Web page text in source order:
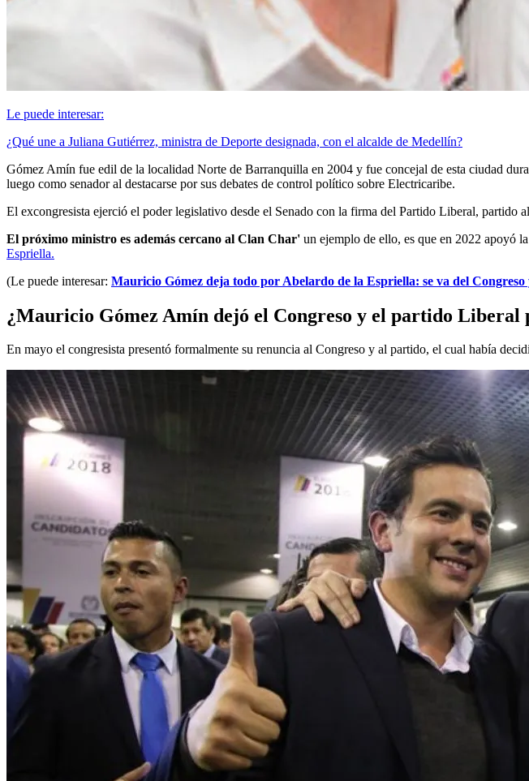
Le puede interesar:
¿Qué une a Juliana Gutiérrez, ministra de Deporte designada, con el alcalde de Medellín?
Gómez Amín fue edil de la localidad Norte de Barranquilla en 2004 y fue concejal de esta ciudad
luego como senador al destacarse por sus debates de control político sobre Electricaribe.
El excongresista ejerció el poder legislativo desde el Senado con la firma del Partido Liberal, partido
El próximo ministro es además cercano al Clan Char' un ejemplo de ello, es que en 2022 apoyó
Espriella.
(Le puede interesar: Mauricio Gómez deja todo por Abelardo de la Espriella: se va del
¿Mauricio Gómez Amín dejó el Congreso y el partido Liberal
En mayo el congresista presentó formalmente su renuncia al Congreso y al partido, el cual había